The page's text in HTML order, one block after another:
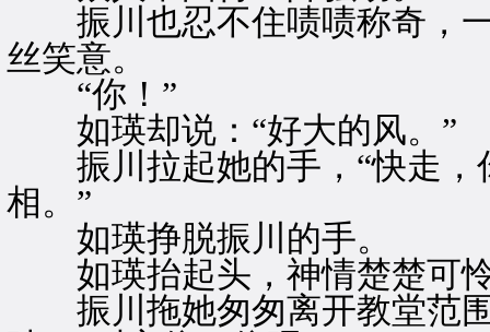
振川也忍不住啧啧称奇，一
丝笑意。
“你！”
如瑛却说：“好大的风。”
振川拉起她的手，“快走，
相。”
如瑛挣脱振川的手。
如瑛抬起头，神情楚楚可
振川拖她匆匆离开教堂范围